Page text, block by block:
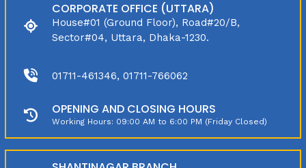
CORPORATE OFFICE (UTTARA)
House#01 (Ground Floor), Road#20/B,
Sector#04, Uttara, Dhaka-1230.
01711-461346, 01711-766062
OPENING AND CLOSING HOURS
Working Hours: 09:00 AM to 6:00 PM (Friday Closed)